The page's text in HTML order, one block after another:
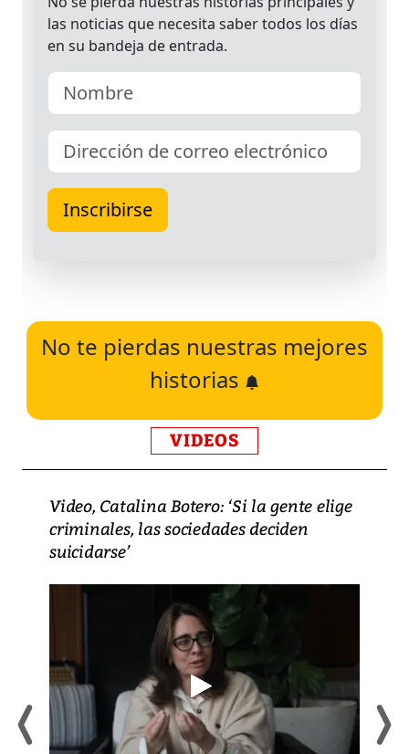
No te pierdas nuestras mejores
historias
VIDEOS
Video, Catalina Botero: ‘Si la gente elige
criminales, las sociedades deciden
suicidarse’